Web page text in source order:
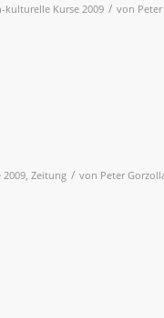
kulturelle Kurse 2009 / von
2009, Zeitung / von Peter